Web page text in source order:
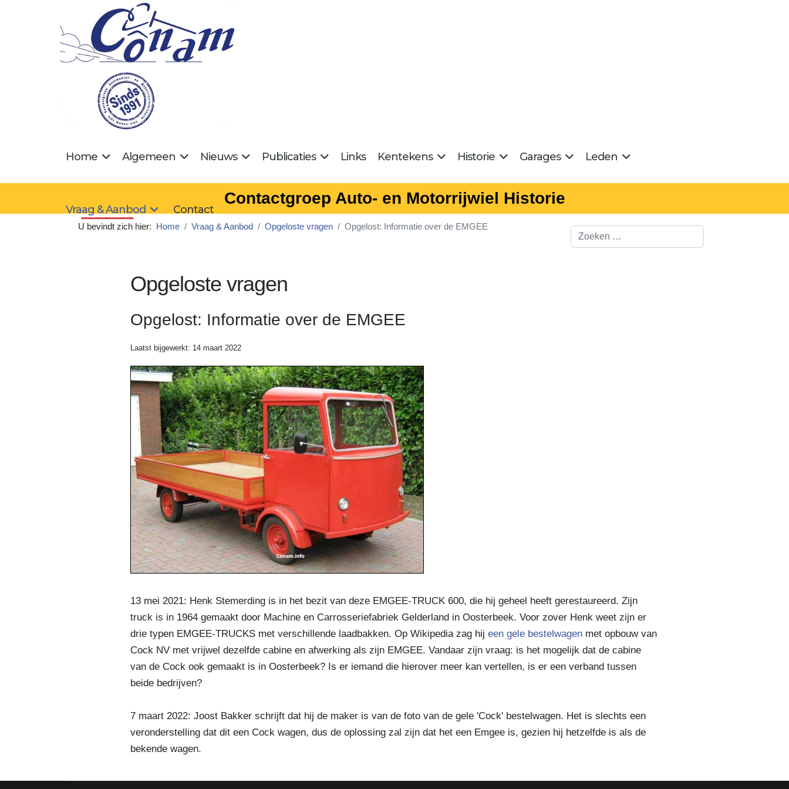
Home Algemeen Nieuws Publicaties Links Kentekens Historie Garages Leden
Vraag & Aanbod Contact
Contactgroep Auto- en Motorrijwiel Historie
U bevindt zich hier: Home Vraag & Aanbod Opgeloste vragen Opgelost: Informatie over de EMGEE
Opgeloste vragen
Opgelost: Informatie over de EMGEE
Laatst bijgewerkt: 14 maart 2022
13 mei 2021: Henk Stemerding is in het bezit van deze EMGEE-TRUCK 600, die hij geheel heeft gerestaureerd. Zijn
truck is in 1964 gemaakt door Machine en Carrosseriefabriek Gelderland in Oosterbeek. Voor zover Henk weet zijn er
drie typen EMGEE-TRUCKS met verschillende laadbakken. Op Wikipedia zag hij een gele bestelwagen met opbouw van
Cock NV met vrijwel dezelfde cabine en afwerking als zijn EMGEE. Vandaar zijn vraag: is het mogelijk dat de cabine
van de Cock ook gemaakt is in Oosterbeek? Is er iemand die hierover meer kan vertellen, is er een verband tussen
beide bedrijven?
7 maart 2022: Joost Bakker schrijft dat hij de maker is van de foto van de gele 'Cock' bestelwagen. Het is slechts een
veronderstelling dat dit een Cock wagen, dus de oplossing zal zijn dat het een Emgee is, gezien hij hetzelfde is als de
bekende wagen.